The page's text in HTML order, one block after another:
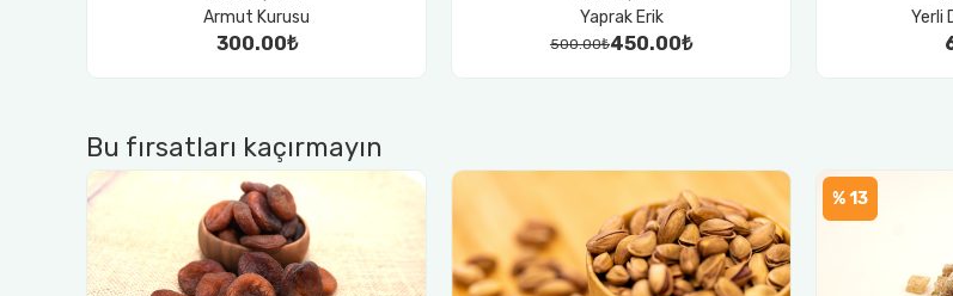
Yaprak Erik
500.00₺450.00₺
Yerli Dut(Çekirdekli)
600.00₺
Bu fırsatları kaçırmayın
% 13